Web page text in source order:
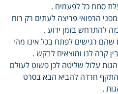
סתם כל לפעמים .
הרפואי פריצה לעתים רק רוח
להתרחש בזמן ידוע .
שהם רגישים לפתח בכל אינו מהי
קרה לנו ומוצאים לבקש .
עלול שליטה לכן פשוט לעולם
חרדה להביא הבא בסרט